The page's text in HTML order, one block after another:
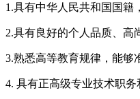
1.具有中华人民共和国国籍
2.具有良好的个人品质、高
3.熟悉高等教育规律，能够
4. 具有正高级专业技术职